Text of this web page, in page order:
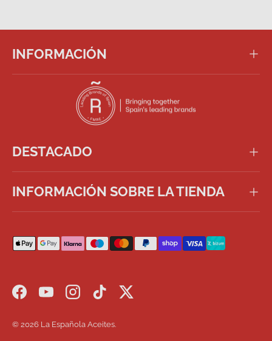
INFORMACIÓN
DESTACADO
INFORMACIÓN SOBRE LA TIENDA
Formas de pago aceptadas
FacebookYouTubeInstagram
TikTokTwitter
© 2026 La Española Aceites.